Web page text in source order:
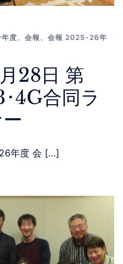
年度、 会報 、 会報 2025-26年
28日 第
4G合同ラ
年度 会 […]